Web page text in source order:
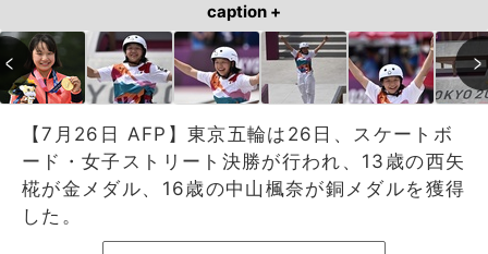
caption +
【7月26日 AFP】東京五輪は26日、スケートボ
ード・女子ストリート決勝が行われ、13歳の西矢
椛が金メダル、16歳の中山楓奈が銅メダルを獲得
した。